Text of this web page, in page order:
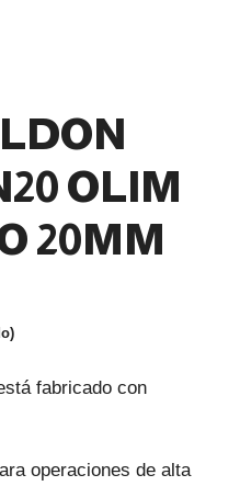
OLIM
20MM
fabricado con
operaciones de alta